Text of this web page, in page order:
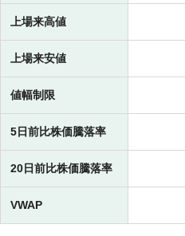
上場来高値
上場来安値
値幅制限
5日前比株価騰落率
20日前比株価騰落率
VWAP